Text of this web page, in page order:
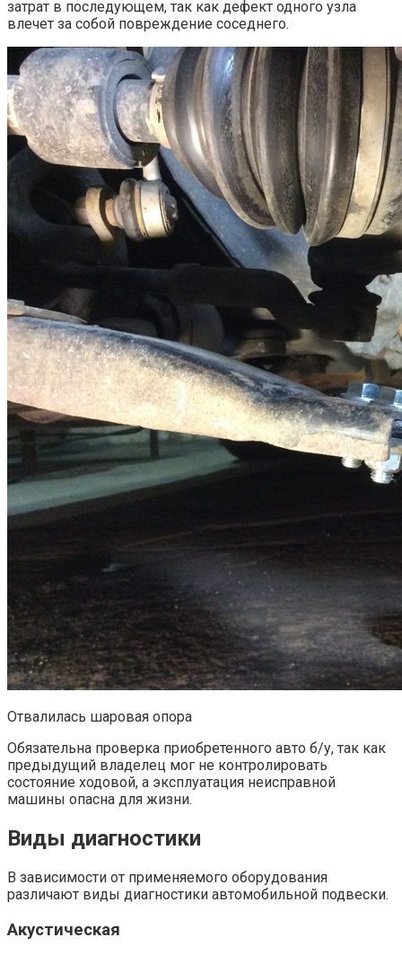
затрат в последующем, так как дефект одного узла
влечет за собой повреждение соседнего.
Отвалилась шаровая опора
Обязательна проверка приобретенного авто б/у, так как
предыдущий владелец мог не контролировать
состояние ходовой, а эксплуатация неисправной
машины опасна для жизни.
Виды диагностики
В зависимости от применяемого оборудования
различают виды диагностики автомобильной подвески.
Акустическая